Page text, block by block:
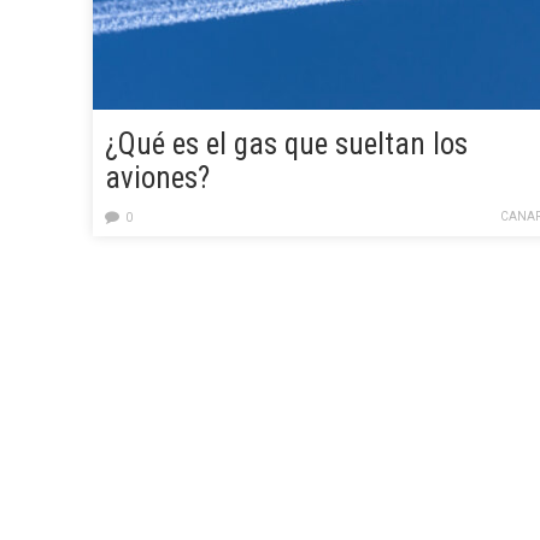
¿Qué es el gas que sueltan los
aviones?
0